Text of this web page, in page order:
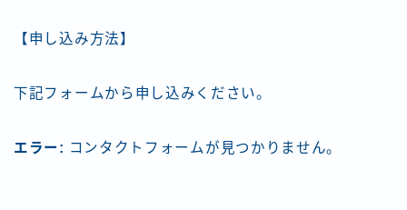
【申し込み方法】
下記フォームから申し込みください。
エラー: コンタクトフォームが見つかりません。